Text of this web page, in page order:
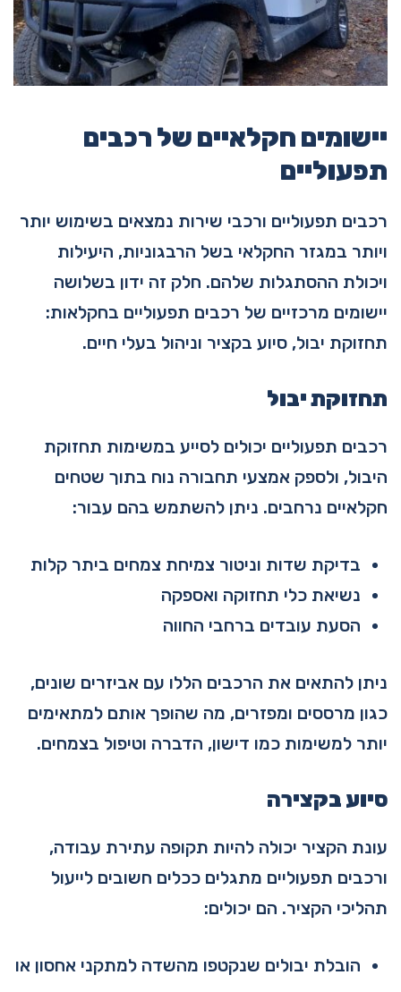
יישומים חקלאיים של רכבים
תפעוליים
רכבים תפעוליים ורכבי שירות נמצאים בשימוש יותר
ויותר במגזר החקלאי בשל הרבגוניות, היעילות
ויכולת ההסתגלות שלהם. חלק זה ידון בשלושה
יישומים מרכזיים של רכבים תפעוליים בחקלאות:
תחזוקת יבול, סיוע בקציר וניהול בעלי חיים.
תחזוקת יבול
רכבים תפעוליים יכולים לסייע במשימות תחזוקת
היבול, ולספק אמצעי תחבורה נוח בתוך שטחים
חקלאיים נרחבים. ניתן להשתמש בהם עבור:
בדיקת שדות וניטור צמיחת צמחים ביתר קלות
נשיאת כלי תחזוקה ואספקה
הסעת עובדים ברחבי החווה
ניתן להתאים את הרכבים הללו עם אביזרים שונים,
כגון מרססים ומפזרים, מה שהופך אותם למתאימים
יותר למשימות כמו דישון, הדברה וטיפול בצמחים.
סיוע בקצירה
עונת הקציר יכולה להיות תקופה עתירת עבודה,
ורכבים תפעוליים מתגלים ככלים חשובים לייעול
תהליכי הקציר. הם יכולים:
הובלת יבולים שנקטפו מהשדה למתקני אחסון או